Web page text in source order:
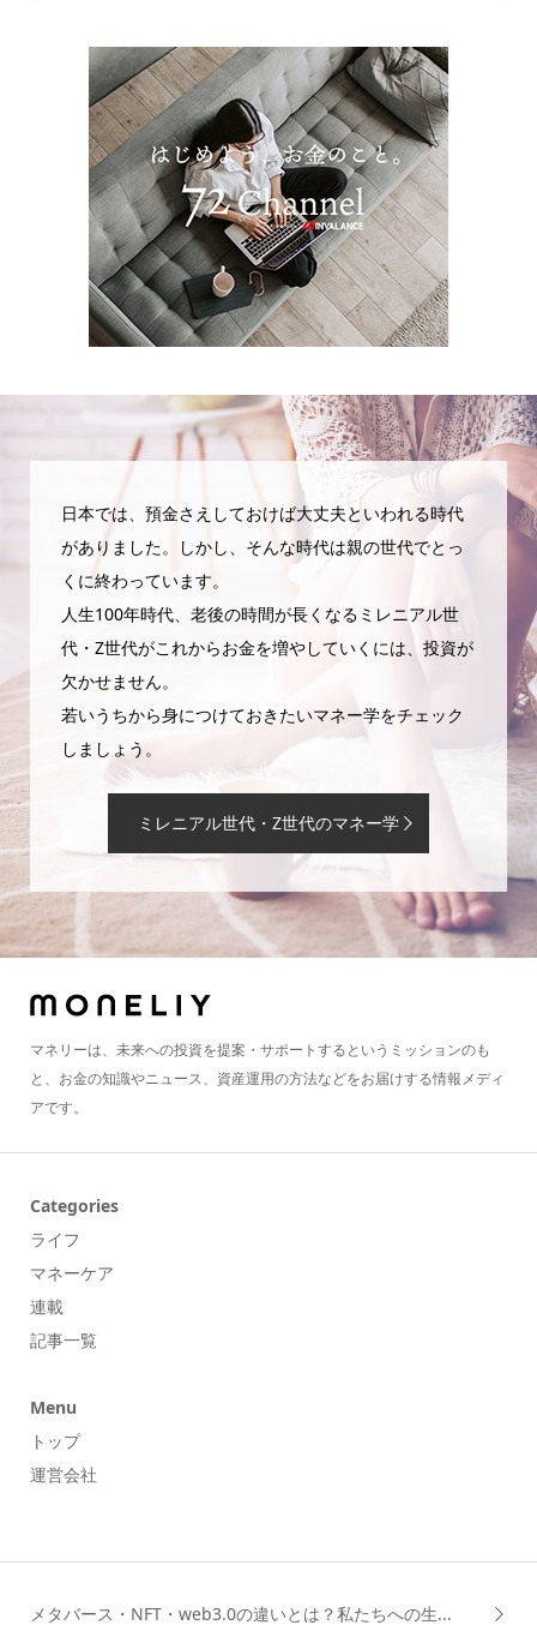
日本では、預金さえしておけば大丈夫といわれる時代
がありました。しかし、そんな時代は親の世代でとっ
くに終わっています。
人生100年時代、老後の時間が長くなるミレニアル世
代・Z世代がこれからお金を増やしていくには、投資が
欠かせません。
若いうちから身につけておきたいマネー学をチェック
しましょう。
ミレニアル世代・Z世代のマネー学
マネリーは、未来への投資を提案・サポートするというミッションのも
と、お金の知識やニュース、資産運用の方法などをお届けする情報メディ
アです。
Categories
ライフ
マネーケア
連載
記事一覧
Menu
トップ
運営会社
メタバース・NFT・web3.0の違いとは？私たちへの生...